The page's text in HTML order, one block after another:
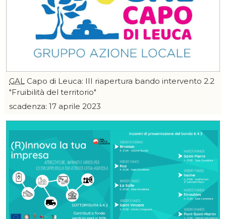
GAL Capo di Leuca: III riapertura bando intervento 2.2
"Fruibilità del territorio"
scadenza: 17 aprile 2023